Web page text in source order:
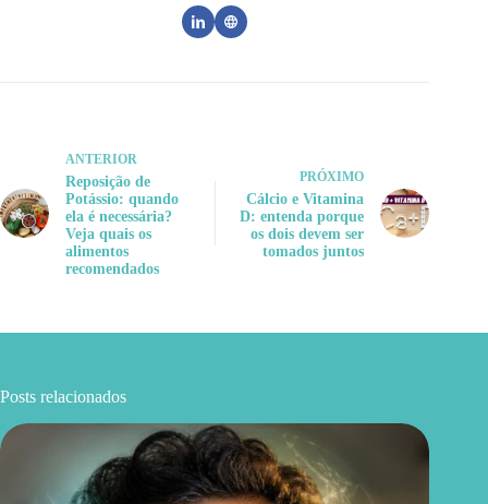
ANTERIOR
Reposição de
Potássio: quando
ela é necessária?
Veja quais os
alimentos
recomendados
PRÓXIMO
Cálcio e Vitamina
D: entenda porque
os dois devem ser
tomados juntos
Posts relacionados